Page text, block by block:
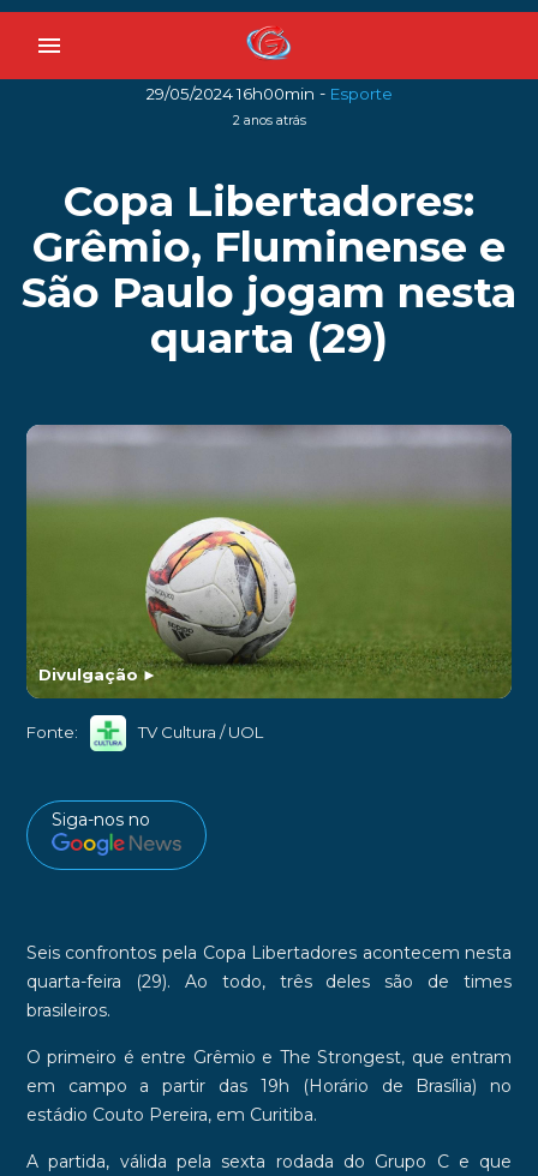
menu
29/05/2024 16h00min - Esporte
2 anos atrás
Copa Libertadores:
Grêmio, Fluminense e
São Paulo jogam nesta
quarta (29)
Divulgação►
Fonte: TV Cultura / UOL
Siga-nos no
Seis confrontos pela Copa Libertadores acontecem nesta
quarta-feira (29). Ao todo, três deles são de times
brasileiros.
O primeiro é entre Grêmio e The Strongest, que entram
em campo a partir das 19h (Horário de Brasília) no
estádio Couto Pereira, em Curitiba.
A partida, válida pela sexta rodada do Grupo Ce que